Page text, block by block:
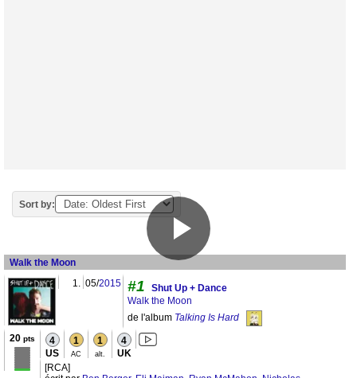
Sort by:
Walk the Moon
1. 05/2015 #1
Shut Up + Dance
Walk the Moon
de l'album Talking Is Hard
20 pts 4
US
1
AC
1
alt.
4
UK
[RCA]